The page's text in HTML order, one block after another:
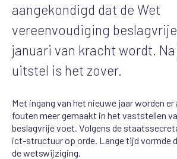
aangekondigd dat de Wet
vereenvoudiging
januari van kracht wordt.
uitstel is het zover.
Met ingang van het nieuwe jaar worden er
fouten meer gemaakt in het vaststellen
beslagvrije voet. Volgens de
ict-structuur op orde. Lange tijd vormde
de wetswijziging.